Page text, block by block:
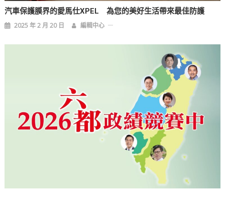
汽車保護膜界的愛馬仕XPEL 為您的美好生活帶來最佳防護
2025 年 2 月 20 日 編輯中心